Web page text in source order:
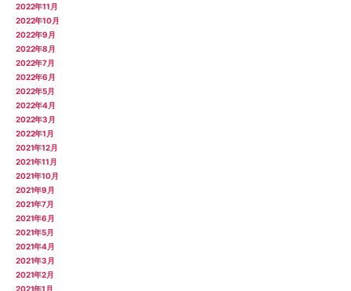
2022年11月
2022年10月
2022年9月
2022年8月
2022年7月
2022年6月
2022年5月
2022年4月
2022年3月
2022年1月
2021年12月
2021年11月
2021年10月
2021年9月
2021年7月
2021年6月
2021年5月
2021年4月
2021年3月
2021年2月
2021年1月